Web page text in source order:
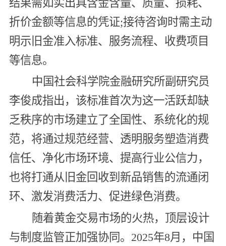
结果需如实出具含金含量、质量、损耗、
折价金额等信息的凭证;接待咨询时需主动
明示旧金准入标准、服务流程、收费项目
等信息。
中国社会科学院金融研究所副研究员
李俊成指出，该标准首次为这一活跃却缺
乏秩序的市场建立了全国性、系统化的规
范，将通过规范经营、透明服务塑造消费
信任、净化市场环境、提高行业公信力，
也将打通从旧金回收到新品销售的流通闭
环、激发消费活力、促进绿色消费。
随着黄金交易市场的火热，顶层设计
与制度监管正加强协同。2025年8月，中国